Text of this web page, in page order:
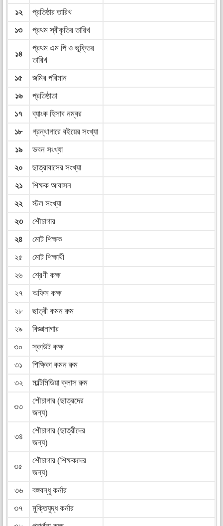
১২
প্রতিষ্ঠার তারিখ
১৩
প্রথম স্বীকৃতির তারিখ
১৪
প্রথম এম পি ও ভূক্তির
তারিখ
১৫
জমির পরিমান
১৬
প্রতিষ্ঠাতা
১৭
ব্যাংক হিসাব নম্বর
১৮
গ্রন্থাগারে বইয়ের সংখ্যা
১৯
ভবন সংখ্যা
২০
ছাত্রাবাসের সংখ্যা
২১
শিক্ষক আবাসন
২২
স্টল সংখ্যা
২৩
শৌচাগার
২৪
মোট শিক্ষক
২৫
মোট শিক্ষার্থী
২৬
শ্রেণী কক্ষ
২৭
অফিস কক্ষ
২৮
ছাত্রী কমন রুম
২৯
বিজ্ঞানাগার
৩০
স্কাউট কক্ষ
৩১
শিক্ষিকা কমন রুম
৩২
মাল্টিমিডিয়া ক্লাস রুম
৩৩
শৌচাগার (ছাত্রদের
জন্য)
৩৪
শৌচাগার (ছাত্রীদের
জন্য)
৩৫
শৌচাগার (শিক্ষকদের
জন্য)
৩৬
বঙ্গবন্ধু কর্নার
৩৭
মুক্তিযুদ্ধ কর্নার